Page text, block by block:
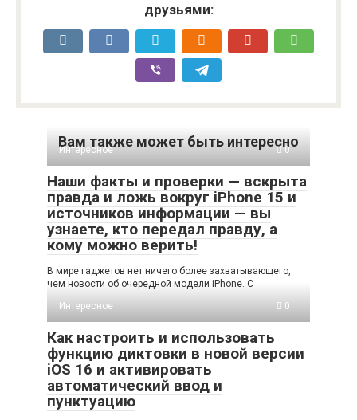
друзьями:
Вам также может быть интересно
Интересное 0
Наши факты и проверки — вскрыта
правда и ложь вокруг iPhone 15 и
источников информации — вы
узнаете, кто передал правду, а
кому можно верить!
В мире гаджетов нет ничего более захватывающего,
чем новости об очередной модели iPhone. С
Интересное
0
Как настроить и использовать
функцию диктовки в новой версии
iOS 16 и активировать
автоматический ввод и
пунктуацию